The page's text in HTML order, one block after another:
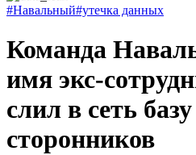
#Навальный#утечка данных
Команда
имя экс-
слил в сеть
сторонников